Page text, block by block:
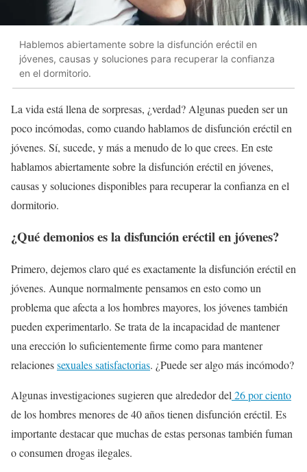
Hablemos abiertamente sobre la disfunción eréctil en
jóvenes, causas y soluciones para recuperar la confianza
en el dormitorio.
La vida está llena de sorpresas, ¿verdad? Algunas pueden ser un
poco incómodas, como cuando hablamos de disfunción eréctil en
jóvenes. Sí, sucede, y más a menudo de lo que crees. En este
hablamos abiertamente sobre la disfunción eréctil en jóvenes,
causas y soluciones disponibles para recuperar la confianza en el
dormitorio.
¿Qué demonios es la disfunción eréctil en jóvenes?
Primero, dejemos claro qué es exactamente la disfunción eréctil en
jóvenes. Aunque normalmente pensamos en esto como un
problema que afecta a los hombres mayores, los jóvenes también
pueden experimentarlo. Se trata de la incapacidad de mantener
una erección lo suficientemente firme como para mantener
relacionessexuales satisfactorias. ¿Puede ser algo más incómodo?
Algunas investigaciones sugieren que alrededor del 26 por ciento
de los hombres menores de 40 años tienen disfunción eréctil. Es
importante destacar que muchas de estas personas también fuman
o consumen drogas ilegales.